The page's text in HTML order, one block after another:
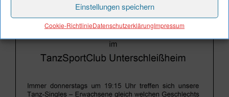
Einstellungen speichern
Cookie-RichtlinieDatenschutzerklärungImpressum